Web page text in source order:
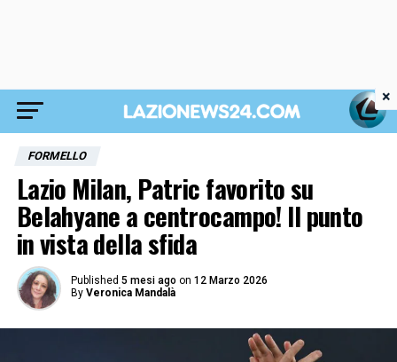
FORMELLO
Lazio Milan, Patric favorito su
Belahyane a centrocampo! Il punto
in vista della sfida
Published 5 mesi ago on 12 Marzo 2026
By Veronica Mandalà
×